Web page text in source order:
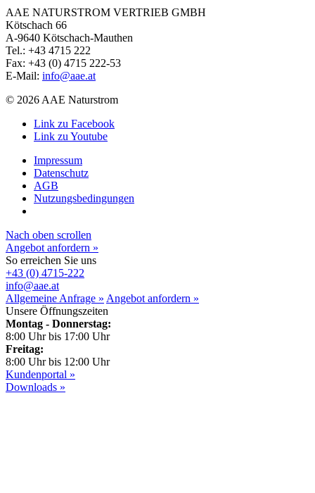
AAE NATURSTROM VERTRIEB GMBH
Kötschach 66
A-9640 Kötschach-Mauthen
Tel.: +43 4715 222
Fax: +43 (0) 4715 222-53
E-Mail: info@aae.at
© 2026 AAE Naturstrom
Link zu Facebook
Link zu Youtube
Impressum
Datenschutz
AGB
Nutzungsbedingungen
Nach oben scrollen
Angebot anfordern »
So erreichen Sie uns
+43 (0) 4715-222
info@aae.at
Allgemeine Anfrage » Angebot anfordern »
Unsere Öffnungszeiten
Montag - Donnerstag:
8:00 Uhr bis 17:00 Uhr
Freitag:
8:00 Uhr bis 12:00 Uhr
Kundenportal »
Downloads »